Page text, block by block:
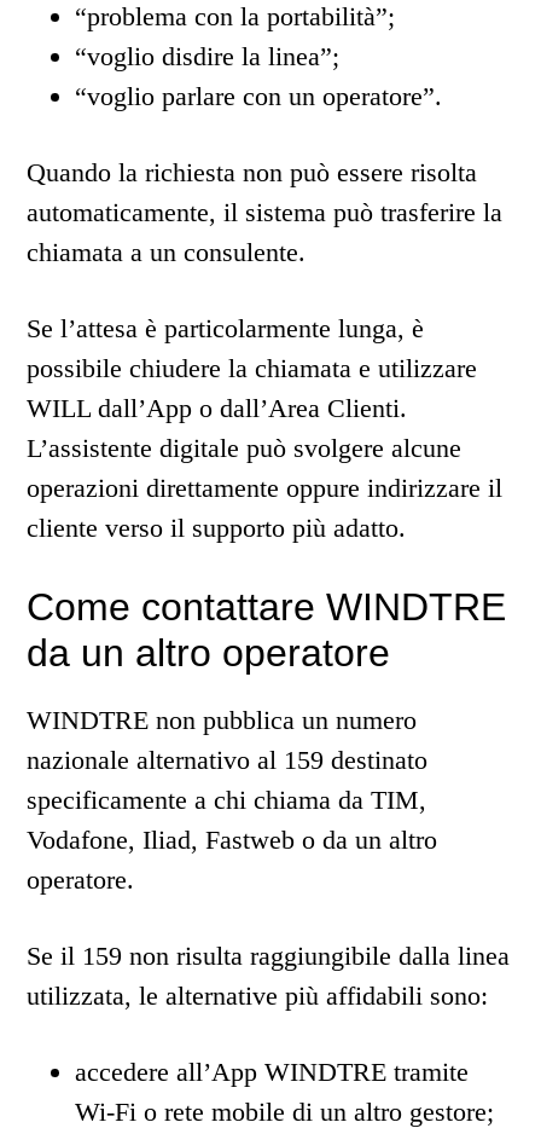
“problema con la portabilità”;
“voglio disdire la linea”;
“voglio parlare con un operatore”.
Quando la richiesta non può essere risolta
automaticamente, il sistema può trasferire la
chiamata a un consulente.
Se l’attesa è particolarmente lunga, è
possibile chiudere la chiamata e utilizzare
WILL dall’App o dall’Area Clienti.
L’assistente digitale può svolgere alcune
operazioni direttamente oppure indirizzare il
cliente verso il supporto più adatto.
Come contattare WINDTRE
da un altro operatore
WINDTRE non pubblica un numero
nazionale alternativo al 159 destinato
specificamente a chi chiama da TIM,
Vodafone, Iliad, Fastweb o da un altro
operatore.
Se il 159 non risulta raggiungibile dalla linea
utilizzata, le alternative più affidabili sono:
accedere all’App WINDTRE tramite
Wi-Fi o rete mobile di un altro gestore;